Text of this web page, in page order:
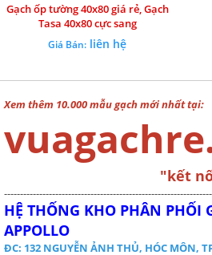
Gạch ốp tường 40x80 giá rẻ, Gạch
Tasa 40x80 cực sang
Giá Bán: liên hệ
Xem thêm 10.000 mẫu gạch mới nhất tại:
"kết nối
HỆ THỐNG KHO PHÂN PHỐI
APPOLLO
ĐC: 132 NGUYỄN ẢNH THỦ, HÓC MÔN,